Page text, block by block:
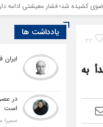
شد؛ فشار معیشتی ادامه دارد 5 هزار کامیون
32
به
یادداشت ها
ایران
در
است
سمیرا